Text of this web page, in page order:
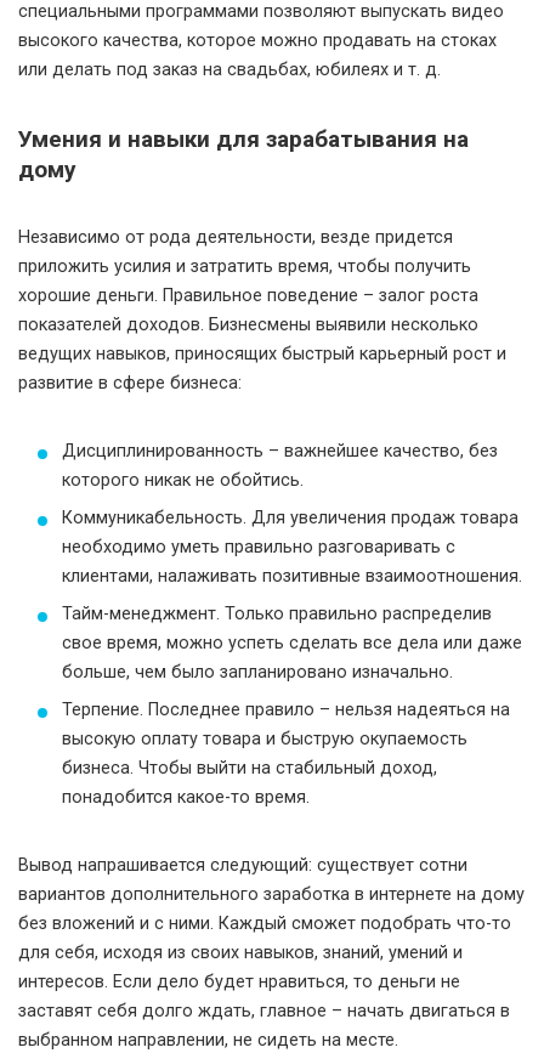
специальными программами позволяют выпускать видео
высокого качества, которое можно продавать на стоках
или делать под заказ на свадьбах, юбилеях и т. д.
Умения и навыки для зарабатывания на
дому
Независимо от рода деятельности, везде придется
приложить усилия и затратить время, чтобы получить
хорошие деньги. Правильное поведение – залог роста
показателей доходов. Бизнесмены выявили несколько
ведущих навыков, приносящих быстрый карьерный рост и
развитие в сфере бизнеса:
Дисциплинированность – важнейшее качество, без
которого никак не обойтись.
Коммуникабельность. Для увеличения продаж товара
необходимо уметь правильно разговаривать с
клиентами, налаживать позитивные взаимоотношения.
Тайм-менеджмент. Только правильно распределив
свое время, можно успеть сделать все дела или даже
больше, чем было запланировано изначально.
Терпение. Последнее правило – нельзя надеяться на
высокую оплату товара и быструю окупаемость
бизнеса. Чтобы выйти на стабильный доход,
понадобится какое-то время.
Вывод напрашивается следующий: существует сотни
вариантов дополнительного заработка в интернете на дому
без вложений и с ними. Каждый сможет подобрать что-то
для себя, исходя из своих навыков, знаний, умений и
интересов. Если дело будет нравиться, то деньги не
заставят себя долго ждать, главное – начать двигаться в
выбранном направлении, не сидеть на месте.